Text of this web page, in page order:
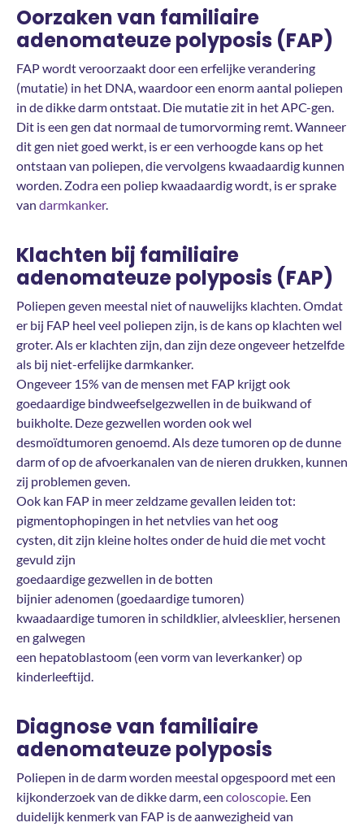
Oorzaken van familiaire
adenomateuze polyposis (FAP)
FAP wordt veroorzaakt door een erfelijke verandering
(mutatie) in het DNA, waardoor een enorm aantal poliepen
in de dikke darm ontstaat. Die mutatie zit in het APC-gen.
Dit is een gen dat normaal de tumorvorming remt. Wanneer
dit gen niet goed werkt, is er een verhoogde kans op het
ontstaan van poliepen, die vervolgens kwaadaardig kunnen
worden. Zodra een poliep kwaadaardig wordt, is er sprake
van darmkanker.
Klachten bij familiaire
adenomateuze polyposis (FAP)
Poliepen geven meestal niet of nauwelijks klachten. Omdat
er bij FAP heel veel poliepen zijn, is de kans op klachten wel
groter. Als er klachten zijn, dan zijn deze ongeveer hetzelfde
als bij niet-erfelijke darmkanker.
Ongeveer 15% van de mensen met FAP krijgt ook
goedaardige bindweefselgezwellen in de buikwand of
buikholte. Deze gezwellen worden ook wel
desmoïdtumoren genoemd. Als deze tumoren op de dunne
darm of op de afvoerkanalen van de nieren drukken, kunnen
zij problemen geven.
Ook kan FAP in meer zeldzame gevallen leiden tot:
pigmentophopingen in het netvlies van het oog
cysten, dit zijn kleine holtes onder de huid die met vocht
gevuld zijn
goedaardige gezwellen in de botten
bijnier adenomen (goedaardige tumoren)
kwaadaardige tumoren in schildklier, alvleesklier, hersenen
en galwegen
een hepatoblastoom (een vorm van leverkanker) op
kinderleeftijd.
Diagnose van familiaire
adenomateuze polyposis
Poliepen in de darm worden meestal opgespoord met een
kijkonderzoek van de dikke darm, een coloscopie. Een
duidelijk kenmerk van FAP is de aanwezigheid van